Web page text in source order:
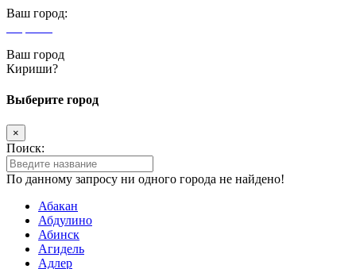
Ваш город:
Ваш город
Кириши?
Выберите город
×
Поиск:
По данному запросу ни одного города не найдено!
Абакан
Абдулино
Абинск
Агидель
Адлер